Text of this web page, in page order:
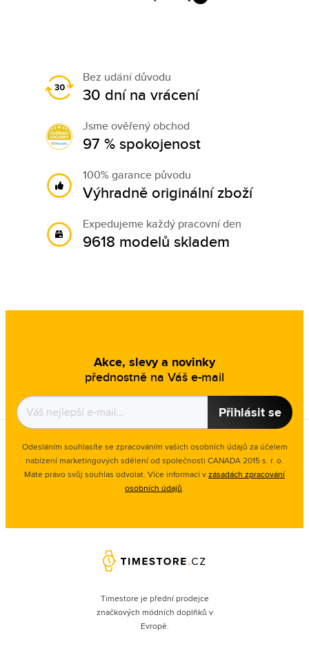
Bez udání důvodu
30 dní na vrácení
Jsme ověřený obchod
97 % spokojenost
100% garance původu
Výhradně originální zboží
Expedujeme každý pracovní den
9618 modelů skladem
Akce, slevy a novinky
přednostně na Váš e-mail
Přihlásit se
Odesláním souhlasíte se zpracováním vašich osobních údajů za účelem
nabízení marketingových sdělení od společnosti CANADA 2015 s. r. o.
Máte právo svůj souhlas odvolat. Více informací vzásadách zpracování
osobních údajů.
Timestore je přední prodejce
značkových módních doplňků v
Evropě.